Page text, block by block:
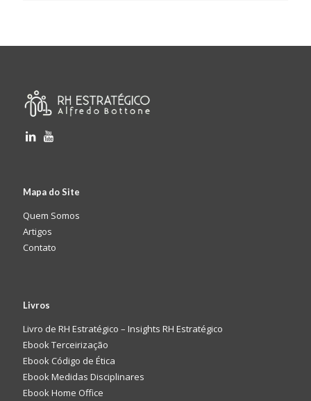
Mapa do Site
Quem Somos
Artigos
Contato
Livros
Livro de RH Estratégico – Insights RH Estratégico
Ebook Terceirização
Ebook Código de Ética
Ebook Medidas Disciplinares
Ebook Home Office